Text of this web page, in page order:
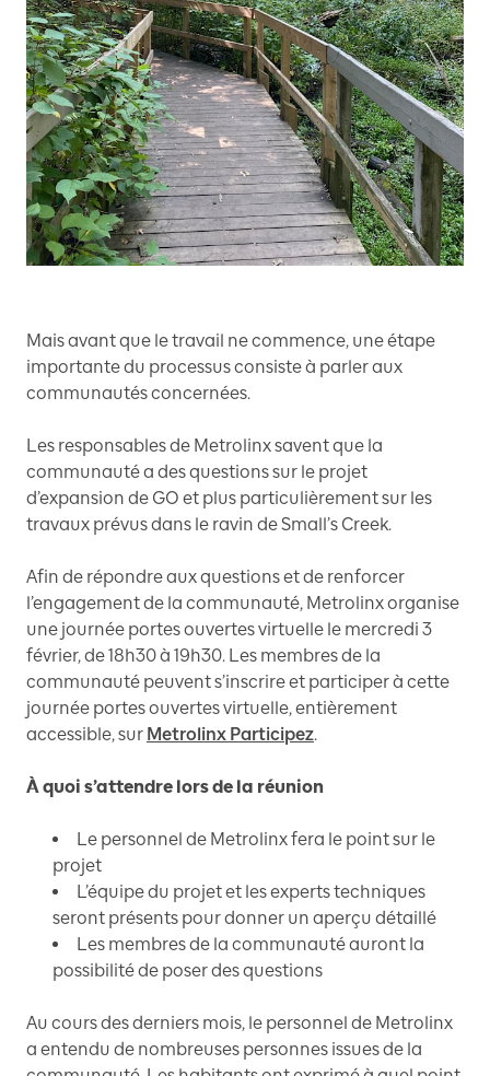
Mais avant que le travail ne commence, une étape
importante du processus consiste à parler aux
communautés concernées.
Les responsables de Metrolinx savent que la
communauté a des questions sur le projet
d’expansion de GO et plus particulièrement sur les
travaux prévus dans le ravin de Small’s Creek.
Afin de répondre aux questions et de renforcer
l’engagement de la communauté, Metrolinx organise
une journée portes ouvertes virtuelle le mercredi 3
février, de 18h30 à 19h30. Les membres de la
communauté peuvent s’inscrire et participer à cette
journée portes ouvertes virtuelle, entièrement
accessible, sur Metrolinx Participez.
À quoi s’attendre lors de la réunion
Le personnel de Metrolinx fera le point sur le
projet
L’équipe du projet et les experts techniques
seront présents pour donner un aperçu détaillé
Les membres de la communauté auront la
possibilité de poser des questions
Au cours des derniers mois, le personnel de Metrolinx
a entendu de nombreuses personnes issues de la